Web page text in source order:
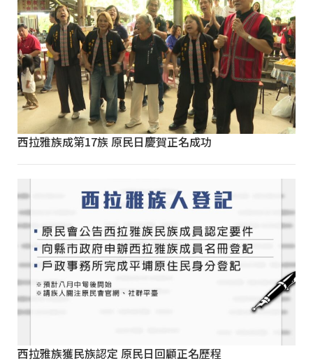
西拉雅族成第17族 原民日慶賀正名成功
西拉雅族獲民族認定 原民日回顧正名歷程